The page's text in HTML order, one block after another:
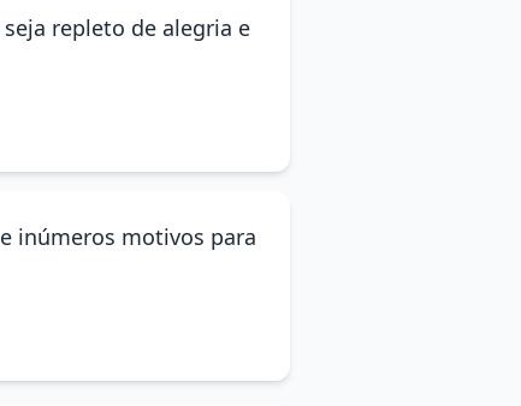
repleto de alegria e
inúmeros motivos para